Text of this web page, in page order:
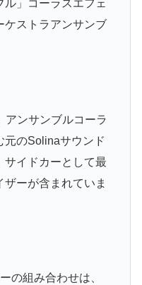
」コーラスエフェ
ケストラアンサンブ
アンサンブルコーラ
元のSolinaサウンド
サイドカーとして最
ーが含まれていま
の組み合わせは、